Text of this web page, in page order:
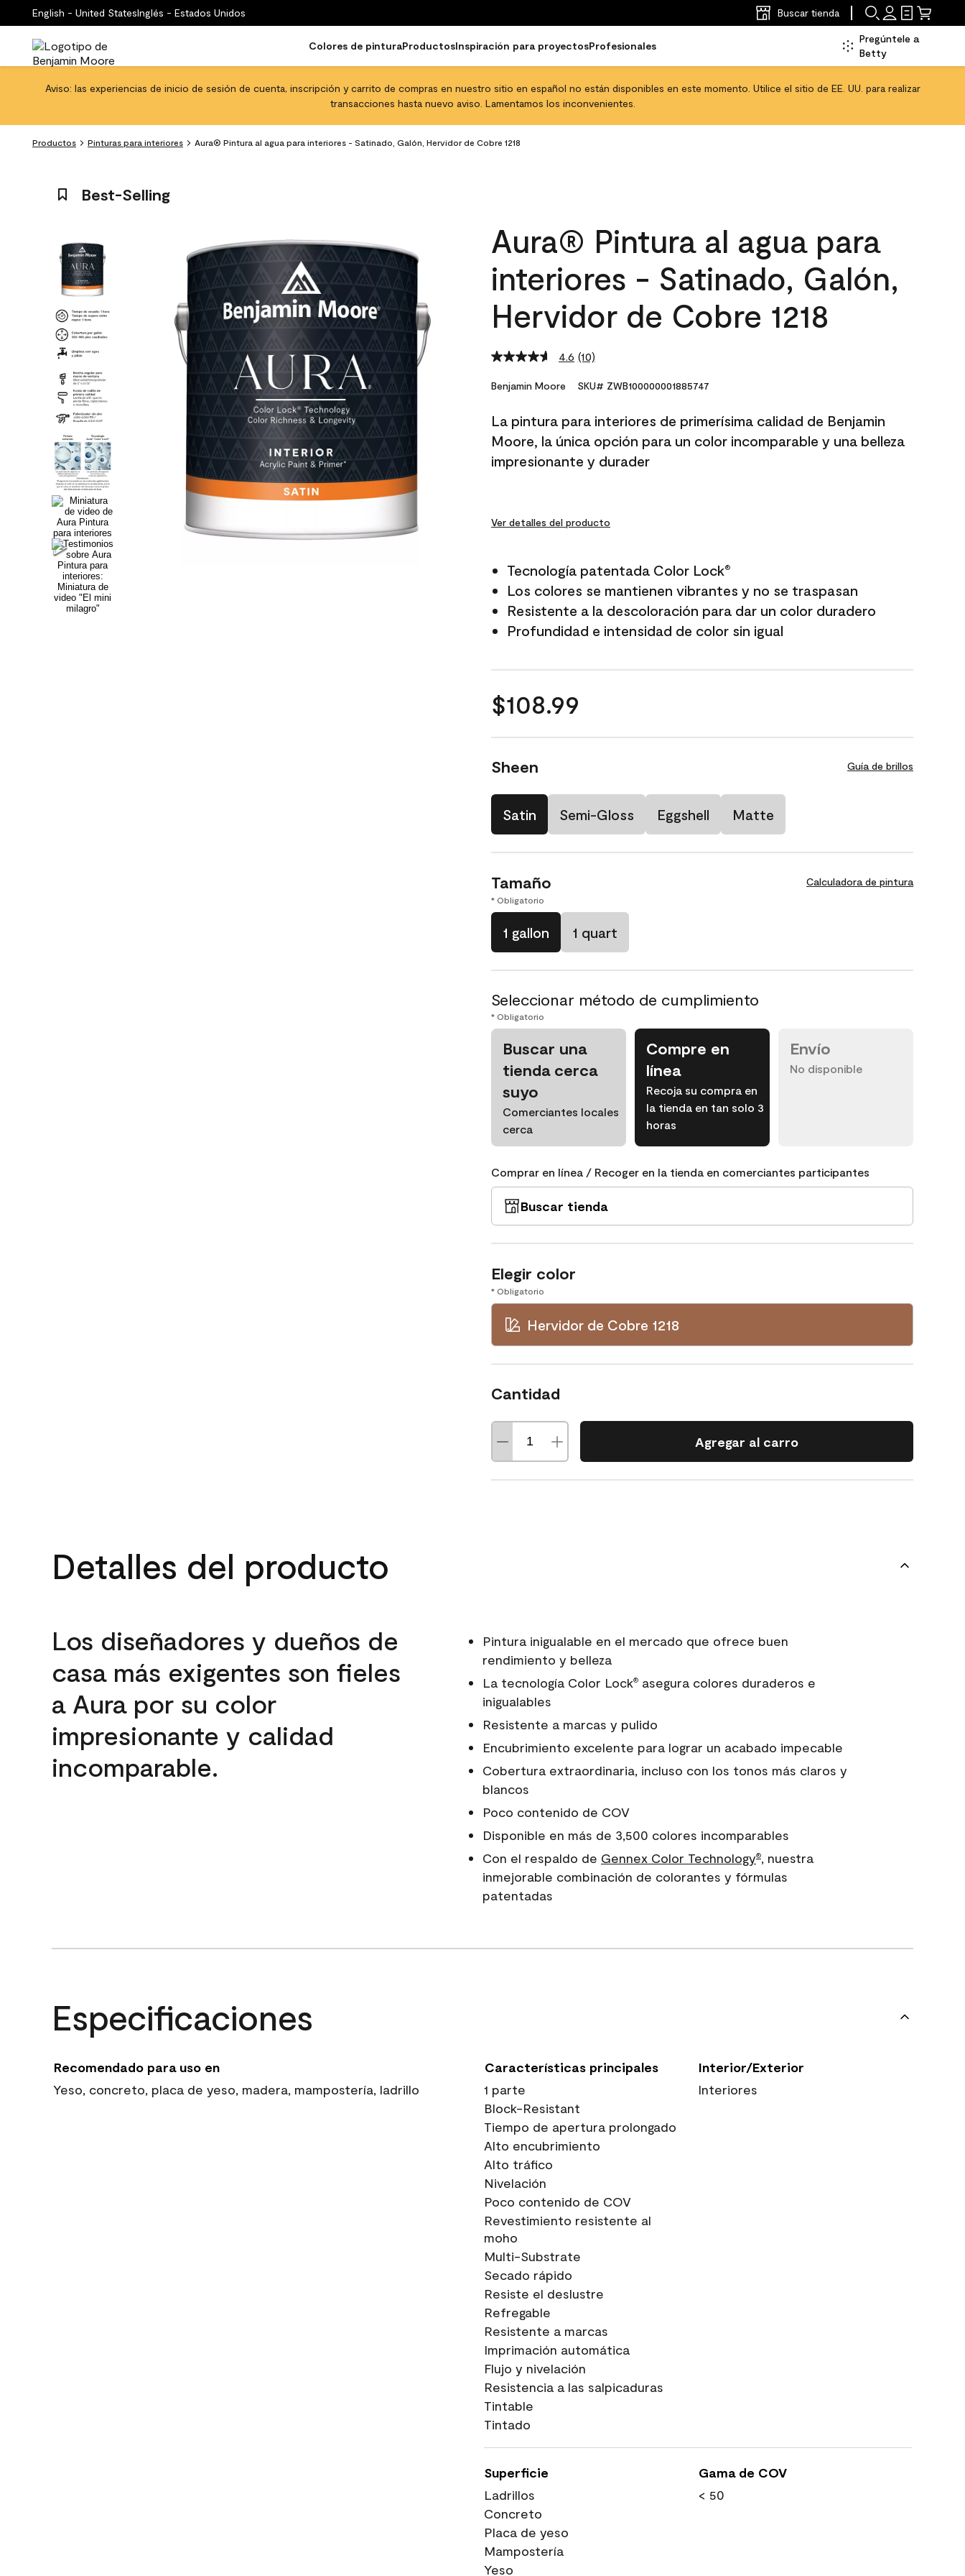
English - United StatesInglés - Estados Unidos Buscar tienda
Colores de pinturaProductosInspiración para proyectosProfesionales
Pregúntele a
Betty
Aviso: las experiencias de inicio de sesión de cuenta, inscripción y carrito de compras en nuestro sitio en español no están disponibles en este momento. Utilice el sitio de EE. UU. para realizar
transacciones hasta nuevo aviso. Lamentamos los inconvenientes.
Productos Pinturas para interiores Aura® Pintura al agua para interiores - Satinado, Galón, Hervidor de Cobre 1218
Best-Selling
Aura® Pintura al agua para
interiores - Satinado, Galón,
Hervidor de Cobre 1218
4.6 Read
Reviews.
link.
(10)
Benjamin Moore SKU# ZWB100000001885747
La pintura para interiores de primerísima calidad de Benjamin
Moore, la única opción para un color incomparable y una belleza
impresionante y durader
Ver detalles del producto
Tecnología patentada Color Lock®
Los colores se mantienen vibrantes y no se traspasan
Resistente a la descoloración para dar un color duradero
Profundidad e intensidad de color sin igual
$108.99
Sheen Guía de brillos
Satin Semi-Gloss Eggshell Matte
Tamaño Calculadora de pintura
* Obligatorio
1 gallon 1 quart
Seleccionar método de cumplimiento
* Obligatorio
Buscar una
tienda cerca
suyo
Comerciantes locales
cerca
Compre en
línea
Recoja su compra en
la tienda en tan solo 3
horas
Envío
No disponible
Comprar en línea / Recoger en la tienda en comerciantes participantes
Buscar tienda
Elegir color
* Obligatorio
Hervidor de Cobre 1218
Cantidad
Agregar al carro
Detalles del producto
Los diseñadores y dueños de
casa más exigentes son fieles
a Aura por su color
impresionante y calidad
incomparable.
Pintura inigualable en el mercado que ofrece buen
rendimiento y belleza
La tecnología Color Lock®asegura colores duraderos e
inigualables
Resistente a marcas y pulido
Encubrimiento excelente para lograr un acabado impecable
Cobertura extraordinaria, incluso con los tonos más claros y
blancos
Poco contenido de COV
Disponible en más de 3,500 colores incomparables
Con el respaldo de Gennex Color Technology®, nuestra
inmejorable combinación de colorantes y fórmulas
patentadas
Especificaciones
Recomendado para uso en
Yeso, concreto, placa de yeso, madera, mampostería, ladrillo
Características principales
1 parte
Block-Resistant
Tiempo de apertura prolongado
Alto encubrimiento
Alto tráfico
Nivelación
Poco contenido de COV
Revestimiento resistente al
moho
Multi-Substrate
Secado rápido
Resiste el deslustre
Refregable
Resistente a marcas
Imprimación automática
Flujo y nivelación
Resistencia a las salpicaduras
Tintable
Tintado
Interior/Exterior
Interiores
Superficie
Ladrillos
Concreto
Placa de yeso
Mampostería
Yeso
Gama de COV
< 50